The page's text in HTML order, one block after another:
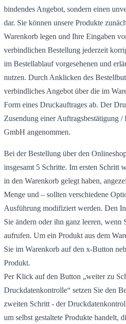
bindendes Angebot, sondern einen
dar. Sie können unsere Produkte
Warenkorb legen und Ihre Eingaben
verbindlichen Bestellung jederzeit
im Bestellablauf vorgesehenen und
nutzen. Durch Anklicken des
verbindliches Angebot über die im
Form eines Druckauftrages ab. Der
Zusendung einer Auftragsbestätigung /
GmbH angenommen.
Bei der Bestellung über den
insgesamt 5 Schritte. Im ersten Schritt
in den Warenkorb gelegt haben,
Menge und – sollten verschiedene
Ausführung modifiziert werden. Den
Sie ändern oder ihn ganz leeren,
aufrufen. Um ein Produkt aus dem
Sie im Warenkorb auf den x-Button
Produkt.
Per Klick auf den Button „weiter zu
Druckdatenkontrolle“ setzen Sie den
zweiten Schritt - der
um selbst gestaltete Produkte handelt,